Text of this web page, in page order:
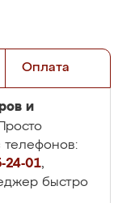
Оплата
и
телефонов:
24-01,
быстро